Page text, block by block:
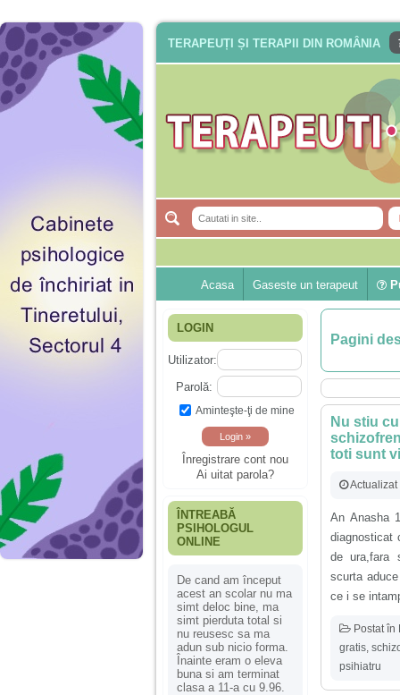
TERAPEUȚI ȘI TERAPII DIN ROMÂNIA
Acasa Gaseste un terapeut
LOGIN
Utilizator:
Parolă:
Aminteşte-ţi de mine
Înregistrare cont nou
Ai uitat parola?
ÎNTREABĂ
PSIHOLOGUL
ONLINE
De cand am început
acest an scolar nu ma
simt deloc bine, ma
simt pierduta total si
nu reusesc sa ma
adun sub nicio forma.
Înainte eram o eleva
buna si am terminat
clasa a 11-a cu 9.96.
Pagini
Nu stiu
toti sunt
An Anasha
diagnosticat
de ura,fara
scurta
ce i se
Postat în
gratis
psihiatru